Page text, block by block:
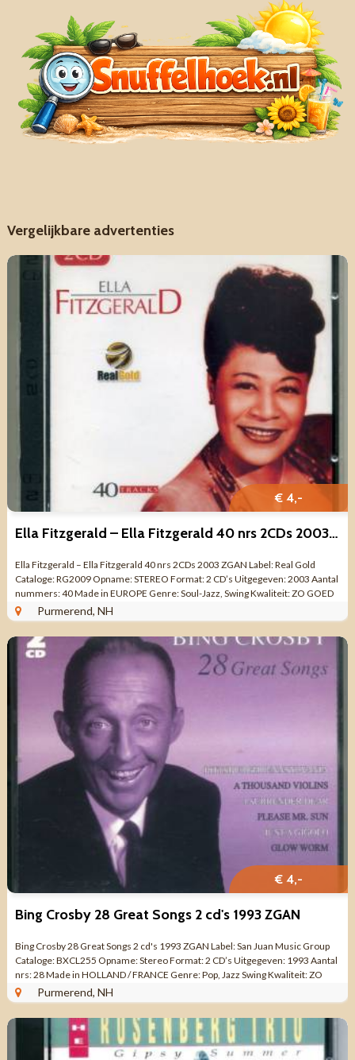
Vergelijkbare advertenties
€ 4,-
Ella Fitzgerald – Ella Fitzgerald 40 nrs 2CDs 2003 ZGAN
Ella Fitzgerald – Ella Fitzgerald 40 nrs 2CDs 2003 ZGAN Label: Real Gold
Cataloge: RG2009 Opname: STEREO Format: 2 CD’s Uitgegeven: 2003 Aantal
nummers: 40 Made in EUROPE Genre: Soul-Jazz, Swing Kwaliteit: ZO GOED
...
Purmerend, NH
€ 4,-
Bing Crosby 28 Great Songs 2 cd's 1993 ZGAN
Bing Crosby 28 Great Songs 2 cd's 1993 ZGAN Label: San Juan Music Group
Cataloge: BXCL255 Opname: Stereo Format: 2 CD’s Uitgegeven: 1993 Aantal
nrs: 28 Made in HOLLAND / FRANCE Genre: Pop, Jazz Swing Kwaliteit: ZO
GOED ...Purmerend, NH